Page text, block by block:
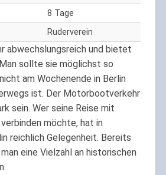
8 Tage
Ruderverein
abwechslungsreich und bietet
sollte sie möglichst so
am Wochenende in Berlin
ist. Der Motorbootverkehr
sein. Wer seine Reise mit
möchte, hat in
reichlich Gelegenheit. Bereits
eine Vielzahl an historischen